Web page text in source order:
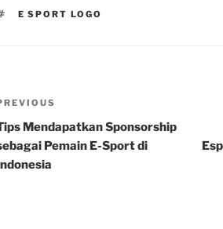
TAGS
E SPORT LOGO
Mendapatkan Sponsorship
Pemain E-Sport di